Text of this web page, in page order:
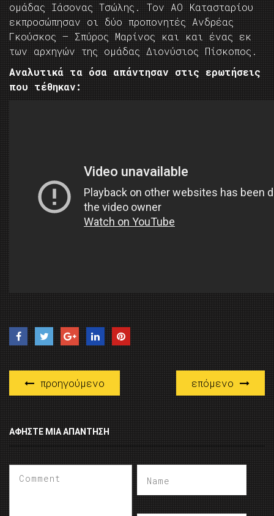
ομάδας Ιάσονας Τσώλης. Τον ΑΟ Κατασταρίου
εκπροσώπησαν οι δύο προπονητές Ανδρέας
Γκούσκος – Σπύρος Μαρίνος και και ένας εκ
των αρχηγών της ομάδας Διονύσιος Πίσκοπος.
Αναλυτικά τα όσα απάντησαν στις ερωτήσεις
που τέθηκαν:
προηγούμενο επόμενο
ΑΦΉΣΤΕ ΜΙΑ ΑΠΆΝΤΗΣΗ